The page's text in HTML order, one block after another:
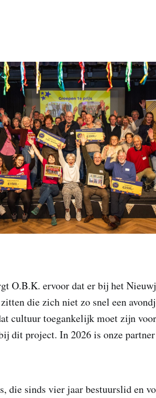
O.B.K. ervoor dat er bij het
die zich niet zo snel een
cultuur toegankelijk moet zijn
dit project. In 2026 is onze
die sinds vier jaar bestuurslid en